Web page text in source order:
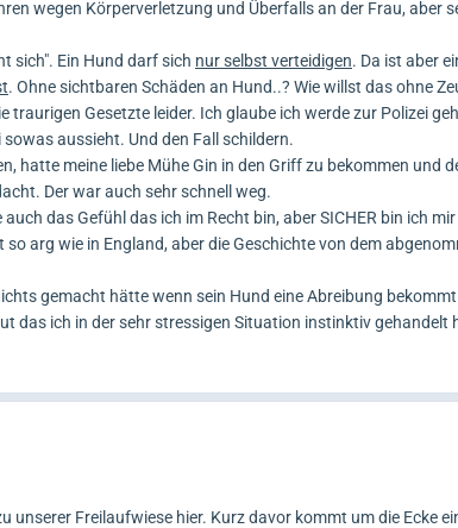
wegen Körperverletzung und Überfalls an der Frau, aber
sich". Ein Hund darf sich nur selbst verteidigen. Da ist aber
. Ohne sichtbaren Schäden an Hund..? Wie willst das ohne
traurigen Gesetzte leider. Ich glaube ich werde zur Polizei
aussieht. Und den Fall schildern.
hatte meine liebe Mühe Gin in den Griff zu bekommen und
Der war auch sehr schnell weg.
das Gefühl das ich im Recht bin, aber SICHER bin ich
arg wie in England, aber die Geschichte von dem
gemacht hätte wenn sein Hund eine Abreibung
das ich in der sehr stressigen Situation instinktiv gehandelt
unserer Freilaufwiese hier. Kurz davor kommt um die Ecke